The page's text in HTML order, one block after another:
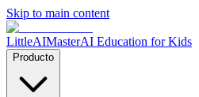
Skip to main content
LittleAIMasterAI Education for Kids
Producto